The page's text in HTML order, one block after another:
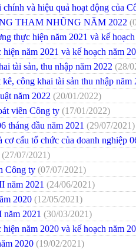
và hiệu quả hoạt động của
THAM NHŨNG NĂM 2022
thực hiện năm 2021 và kế
năm 2021 và kế hoạch năm
tài sản, thu nhập năm 2022 (28/
công khai tài sản thu nhập
năm 2022 (20/01/2022)
viên Công ty (17/01/2022)
tháng đầu năm 2021 (29/07/2021)
cơ cấu tổ chức của doanh nghiệp
(27/07/2021)
Công ty (07/07/2021)
năm 2021 (24/06/2021)
2020 (12/05/2021)
2021 (30/03/2021)
năm 2020 và kế hoạch năm
2020 (19/02/2021)